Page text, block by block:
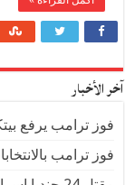
اسرائيل المشلولة تتجهز لاستقبال 72 مسيرة
مفاجأة كبرى: الحزب
آخر الأخبار
فوز ترامب يرفع
فوز ترامب